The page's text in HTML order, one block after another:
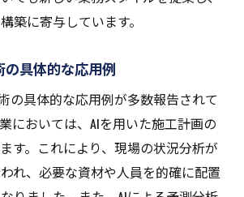
築に寄与しています。
具体的な応用例
の具体的な応用例が多数報告されて
においては、AIを用いた施工計画の
す。これにより、現場の状況分析が
れ、必要な資材や人員を的確に配置